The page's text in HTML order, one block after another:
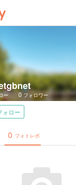
ー 0 フォロワー
ォロー
フォトレポ
0